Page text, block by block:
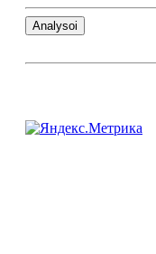
Analysoi